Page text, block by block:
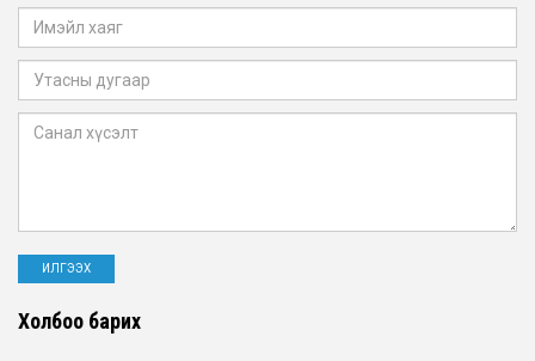
Холбоо барих